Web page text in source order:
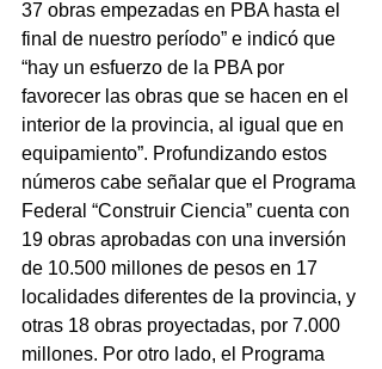
37 obras empezadas en PBA hasta el
final de nuestro período” e indicó que
“hay un esfuerzo de la PBA por
favorecer las obras que se hacen en el
interior de la provincia, al igual que en
equipamiento”. Profundizando estos
números cabe señalar que el Programa
Federal “Construir Ciencia” cuenta con
19 obras aprobadas con una inversión
de 10.500 millones de pesos en 17
localidades diferentes de la provincia, y
otras 18 obras proyectadas, por 7.000
millones. Por otro lado, el Programa